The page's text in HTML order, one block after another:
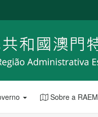
Sobre a RAEM